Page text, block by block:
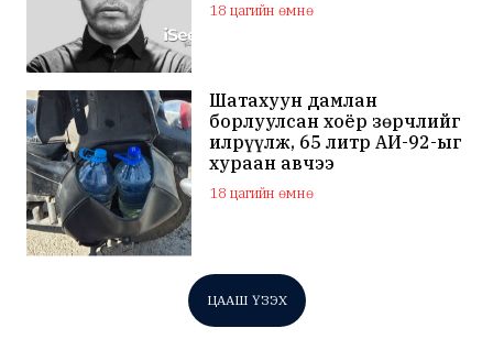
18 цагийн өмнө
Шатахуун дамлан
борлуулсан хоёр зөрчлийг
илрүүлж, 65 литр АИ-92-ыг
хураан авчээ
18 цагийн өмнө
ЦААШ ҮЗЭХ